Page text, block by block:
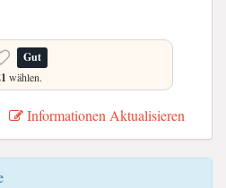
Gut
wählen.
Informationen Aktualisieren